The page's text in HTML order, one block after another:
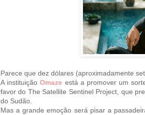
Parece que dez dólares (aproximadamente
A instituiçãoOmaze está a promover um
favor do The Satellite Sentinel Project, que
do Sudão.
Mas a grande emoção será pisar a